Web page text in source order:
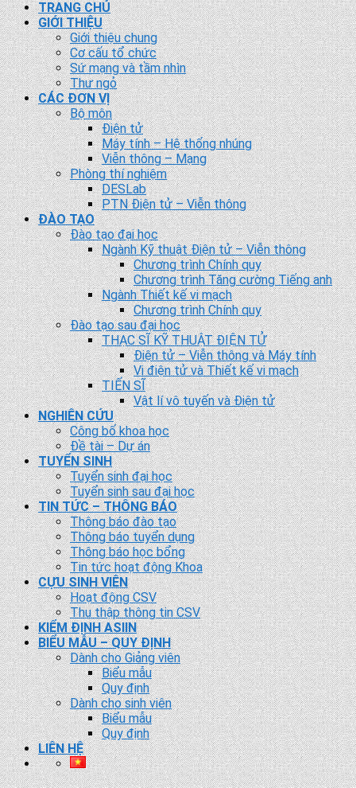
TRANG CHỦ
GIỚI THIỆU
Giới thiệu chung
Cơ cấu tổ chức
Sứ mạng và tầm nhìn
Thư ngỏ
CÁC ĐƠN VỊ
Bộ môn
Điện tử
Máy tính – Hệ thống nhúng
Viễn thông – Mạng
Phòng thí nghiệm
DESLab
PTN Điện tử – Viễn thông
ĐÀO TẠO
Đào tạo đại học
Ngành Kỹ thuật Điện tử – Viễn thông
Chương trình Chính quy
Chương trình Tăng cường Tiếng anh
Ngành Thiết kế vi mạch
Chương trình Chính quy
Đào tạo sau đại học
THẠC SĨ KỸ THUẬT ĐIỆN TỬ
Điện tử – Viễn thông và Máy tính
Vi điện tử và Thiết kế vi mạch
TIẾN SĨ
Vật lí vô tuyến và Điện tử
NGHIÊN CỨU
Công bố khoa học
Đề tài – Dự án
TUYỂN SINH
Tuyển sinh đại học
Tuyển sinh sau đại học
TIN TỨC – THÔNG BÁO
Thông báo đào tạo
Thông báo tuyển dụng
Thông báo học bổng
Tin tức hoạt động Khoa
CỰU SINH VIÊN
Hoạt động CSV
Thu thập thông tin CSV
KIỂM ĐỊNH ASIIN
BIỂU MẪU – QUY ĐỊNH
Dành cho Giảng viên
Biểu mẫu
Quy định
Dành cho sinh viên
Biểu mẫu
Quy định
LIÊN HỆ